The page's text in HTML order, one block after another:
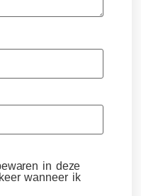
in deze
wanneer ik